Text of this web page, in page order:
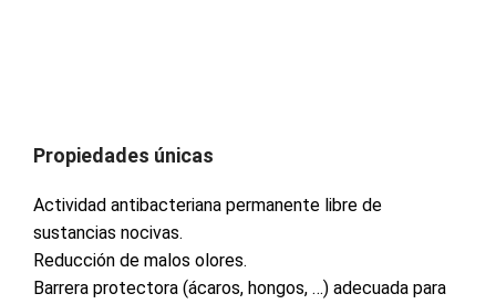
Propiedades únicas
Actividad antibacteriana permanente libre de
sustancias nocivas.
Reducción de malos olores.
Barrera protectora (ácaros, hongos, …) adecuada para